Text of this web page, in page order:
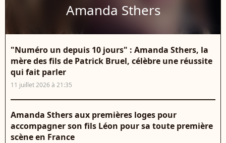
Amanda Sthers
"Numéro un depuis 10 jours" : Amanda Sthers, la
mère des fils de Patrick Bruel, célèbre une réussite
qui fait parler
11 juillet 2026 à 21:35
Amanda Sthers aux premières loges pour
accompagner son fils Léon pour sa toute première
scène en France